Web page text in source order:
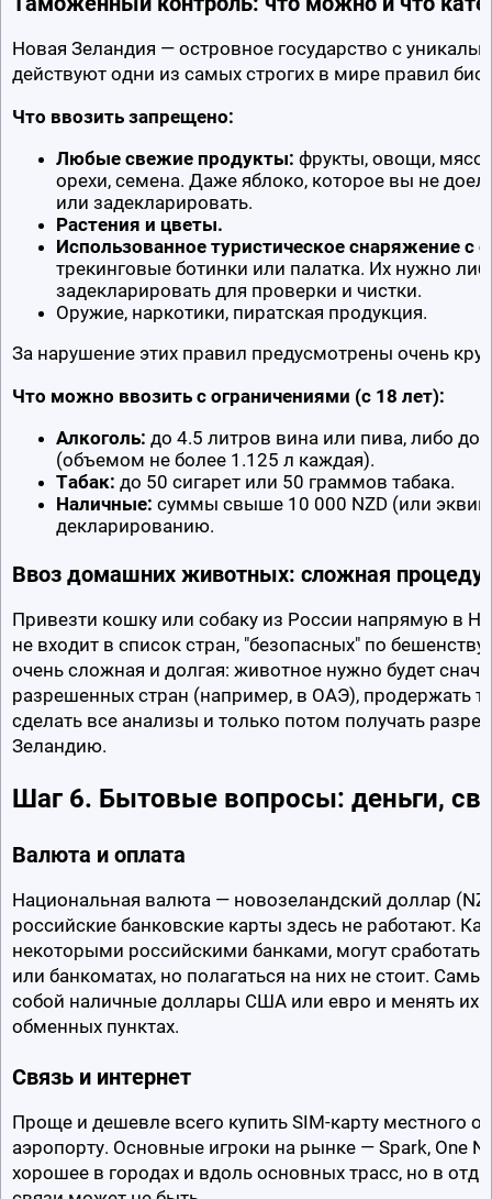
Новая Зеландия — островное государство с
действуют одни из самых строгих в мире правил
Что ввозить запрещено:
Любые свежие продукты: фрукты, овощи,
орехи, семена. Даже яблоко, которое вы не
или задекларировать.
Растения и цветы.
Использованное туристическое снаряжение с
трекинговые ботинки или палатка. Их нужно
задекларировать для проверки и чистки.
Оружие, наркотики, пиратская продукция.
За нарушение этих правил предусмотрены очень
Что можно ввозить с ограничениями (с 18 лет):
Алкоголь: до 4.5 литров вина или пива, либо до
(объемом не более 1.125 л каждая).
Табак: до 50 сигарет или 50 граммов табака.
Наличные: суммы свыше 10 000 NZD (или
декларированию.
Ввоз домашних животных: сложная
Привезти кошку или собаку из России напрямую в
не входит в список стран, "безопасных" по
очень сложная и долгая: животное нужно будет
разрешенных стран (например, в ОАЭ), продержать
сделать все анализы и только потом получать
Зеландию.
Шаг 6. Бытовые вопросы: деньги,
Валюта и оплата
Национальная валюта — новозеландский доллар
российские банковские карты здесь не работают.
некоторыми российскими банками, могут сработать
или банкоматах, но полагаться на них не стоит.
собой наличные доллары США или евро и менять их
обменных пунктах.
Связь и интернет
Проще и дешевле всего купить SIM-карту местного
аэропорту. Основные игроки на рынке — Spark, One
хорошее в городах и вдоль основных трасс, но в